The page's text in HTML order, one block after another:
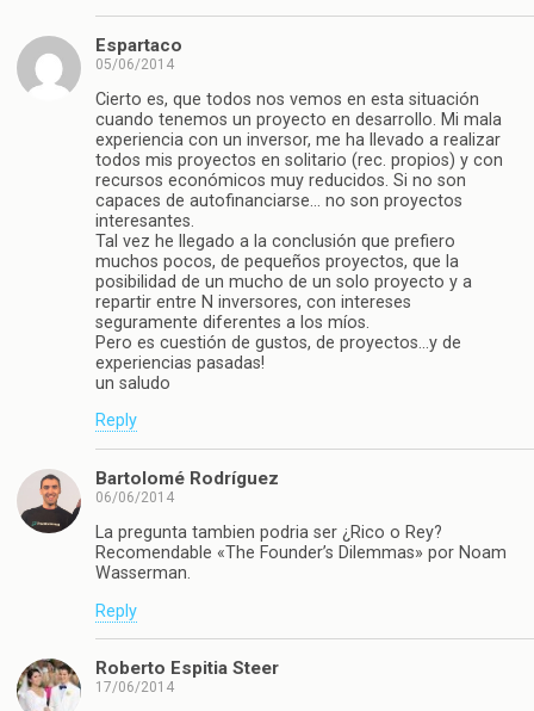
Espartaco
05/06/2014
Cierto es, que todos nos vemos en esta situación
cuando tenemos un proyecto en desarrollo. Mi mala
experiencia con un inversor, me ha llevado a realizar
todos mis proyectos en solitario (rec. propios) y con
recursos económicos muy reducidos. Si no son
capaces de autofinanciarse… no son proyectos
interesantes.
Tal vez he llegado a la conclusión que prefiero
muchos pocos, de pequeños proyectos, que la
posibilidad de un mucho de un solo proyecto y a
repartir entre N inversores, con intereses
seguramente diferentes a los míos.
Pero es cuestión de gustos, de proyectos…y de
experiencias pasadas!
un saludo
Reply
Bartolomé Rodríguez
06/06/2014
La pregunta tambien podria ser ¿Rico o Rey?
Recomendable «The Founder’s Dilemmas» por Noam
Wasserman.
Reply
Roberto Espitia Steer
17/06/2014